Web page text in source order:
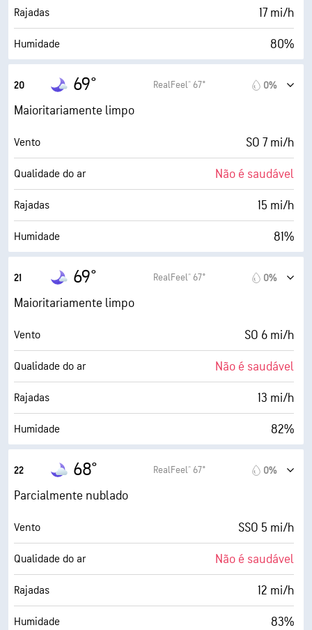
Cobertura de nuvens 4%
Visibilidade 5 milhas
Rajadas 17 mi/h
Humidade 80%
Ponto de orvalho
AccuLumen Brightness Index™
Cobertura de nuvens 3%
Visibilidade 5 milhas
Teto de nuvens 30000 pés
20 69° RealFeel® 67° 0%
Maioritariamente limpo
Vento SO 7 mi/h
Qualidade do ar Não é saudável
Rajadas 15 mi/h
Humidade 81%
Ponto de orvalho
AccuLumen Brightness Index™
Cobertura de nuvens 16%
Visibilidade 5 milhas
Teto de nuvens 30000 pés
21 69° RealFeel® 67° 0%
Maioritariamente limpo
Vento SO 6 mi/h
Qualidade do ar Não é saudável
Rajadas 13 mi/h
Humidade 82%
Ponto de orvalho
AccuLumen Brightness Index™
Cobertura de nuvens 28%
Visibilidade 5 milhas
Teto de nuvens 30000 pés
22 68° RealFeel® 67° 0%
Parcialmente nublado
Vento SSO 5 mi/h
Qualidade do ar Não é saudável
Rajadas 12 mi/h
Humidade 83%